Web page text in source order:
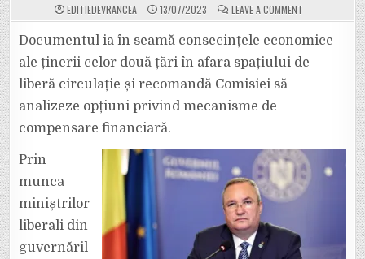
EDITIEDEVRANCEA 13/07/2023 LEAVE A COMMENTON
PARLAMENTUL
A
ADOPTAT
O
REZOLUȚIE,
ADMITEREA
ROMÂNIEI
ȘI
A
BULGARIEI
Documentul ia în seamă consecințele economice
ale ținerii celor două țări în afara spațiului de
liberă circulație și recomandă Comisiei să
analizeze opțiuni privind mecanisme de
compensare financiară.
Prin
munca
miniștrilor
liberali din
guvernăril